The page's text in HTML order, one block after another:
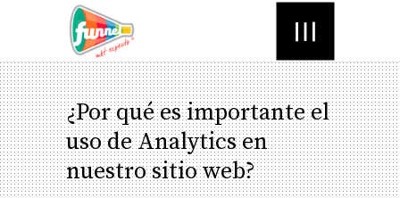
¿Por qué es importante el
uso de Analytics en
nuestro sitio web?